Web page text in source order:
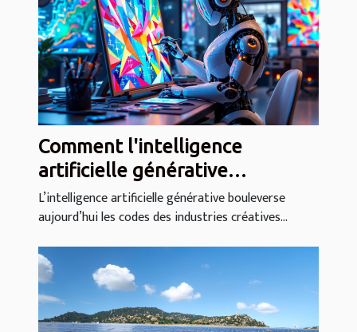
Comment l'intelligence
artificielle générative
transforme-t-elle les industries
créatives ?
L’intelligence artificielle générative bouleverse
aujourd’hui les codes des industries créatives...